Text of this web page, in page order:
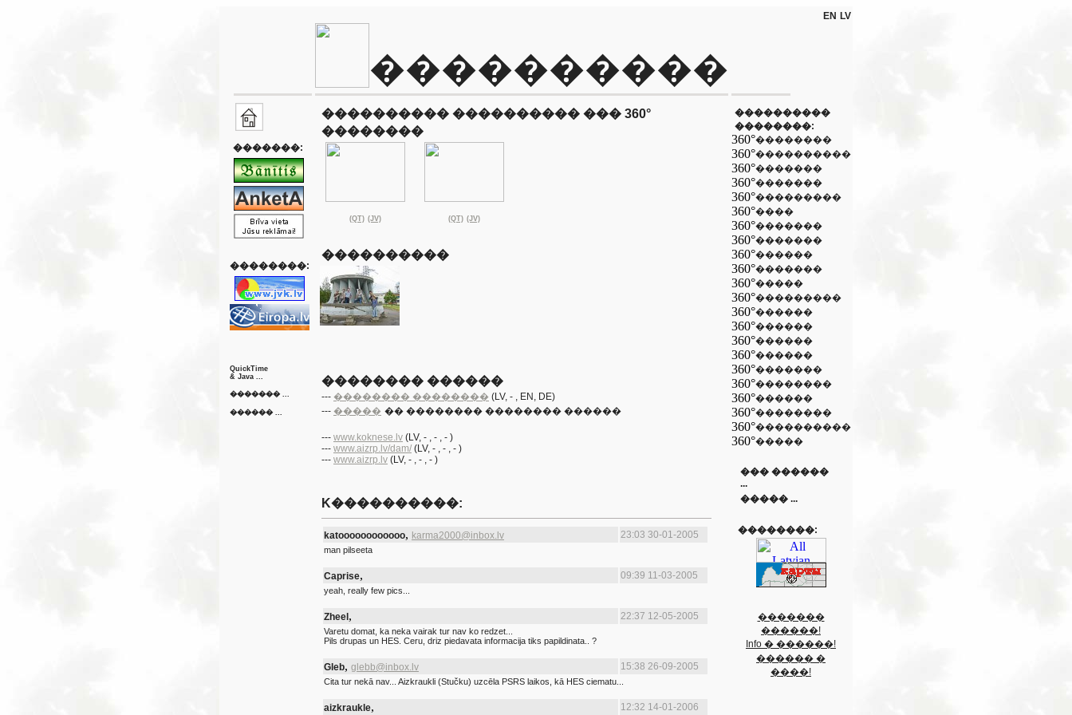
����������
EN LV
�������:
��������:
QuickTime
& Java ...
������� ...
������ ...
���������� ���������� ��� 360°
��������
(QT) (JV) (QT) (JV)
����������
�������� ������
--- �������� �������� (LV, - , EN , DE)
--- ����� �� �������� �������� ������
--- www.koknese.lv (LV, - , - , - )
--- www.aizrp.lv/dam/ (LV, - , - , - )
--- www.aizrp.lv (LV, - , - , - )
K����������:
katoooooooooooo, karma2000@inbox.lv 23:03 30-01-2005
man pilseeta
Caprise, 09:39 11-03-2005
yeah, really few pics...
Zheel , 22:37 12-05-2005
Varetu domat, ka neka vairak tur nav ko redzet...
Pils drupas un HES. Ceru, driz piedavata informacija tiks papildinata.. ?
Gleb, glebb@inbox.lv 15:38 26-09-2005
Cita tur nekā nav... Aizkraukli (Stučku) uzcēla PSRS laikos, kā HES ciematu...
aizkraukle, 12:32 14-01-2006
����������
��������:
360°��������
360°����������
360°�������
360°�������
360°���������
360°����
360°�������
360°�������
360°������
360°�������
360°�����
360°���������
360°������
360°������
360°������
360°������
360°�������
360°��������
360°������
360°��������
360°����������
360°�����
��� ������
...
����� ...
��������:
�������
������!
Info � ������!
������ �
����!